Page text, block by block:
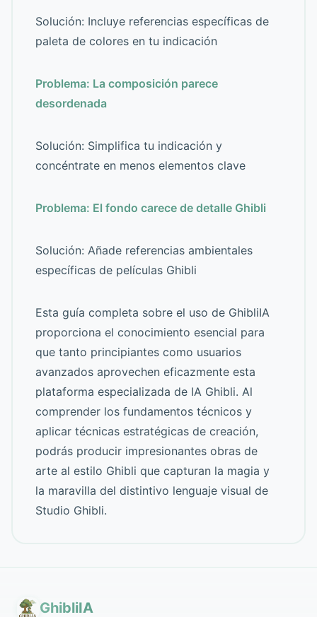
Solución: Incluye referencias específicas de
paleta de colores en tu indicación
Problema: La composición parece
desordenada
Solución: Simplifica tu indicación y
concéntrate en menos elementos clave
Problema: El fondo carece de detalle Ghibli
Solución: Añade referencias ambientales
específicas de películas Ghibli
Esta guía completa sobre el uso de GhibliIA
proporciona el conocimiento esencial para
que tanto principiantes como usuarios
avanzados aprovechen eficazmente esta
plataforma especializada de IA Ghibli. Al
comprender los fundamentos técnicos y
aplicar técnicas estratégicas de creación,
podrás producir impresionantes obras de
arte al estilo Ghibli que capturan la magia y
la maravilla del distintivo lenguaje visual de
Studio Ghibli.
GhibliIA